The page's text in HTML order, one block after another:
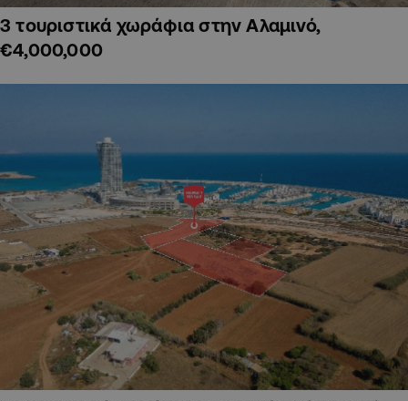
3 τουριστικά χωράφια στην Αλαμινό,
€4,000,000